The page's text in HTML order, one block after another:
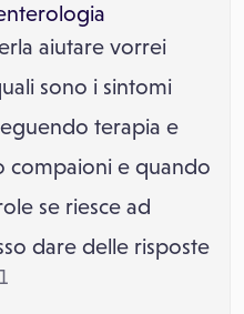
aiutare vorrei
sono i sintomi
terapia e
compaioni e quando
se riesce ad
dare delle risposte